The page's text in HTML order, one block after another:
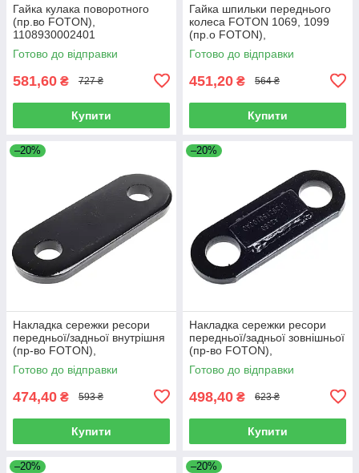
Гайка кулака поворотного
(пр.во FOTON),
1108930002401
Готово до відправки
581,60 ₴ 727 ₴
Купити
Гайка шпильки переднього
колеса FOTON 1069, 1099
(пр.о FOTON),
1106930003404
Готово до відправки
451,20 ₴ 564 ₴
Купити
–20%
Накладка сережки ресори
передньої/задньої внутрішня
(пр-во FOTON),
L1292150200A0
Готово до відправки
474,40 ₴ 593 ₴
Купити
–20%
Накладка сережки ресори
передньої/задньої зовнішньої
(пр-во FOTON),
L1292150100A0
Готово до відправки
498,40 ₴ 623 ₴
Купити
–20% –20%